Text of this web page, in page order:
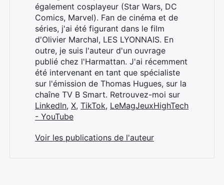
également cosplayeur (Star Wars, DC
Comics, Marvel). Fan de cinéma et de
séries, j'ai été figurant dans le film
d'Olivier Marchal, LES LYONNAIS. En
outre, je suis l'auteur d'un ouvrage
publié chez l'Harmattan. J'ai récemment
été intervenant en tant que spécialiste
sur l'émission de Thomas Hugues, sur la
chaîne TV B Smart. Retrouvez-moi sur
LinkedIn, X, TikTok, LeMagJeuxHighTech
- YouTube
Voir les publications de l'auteur